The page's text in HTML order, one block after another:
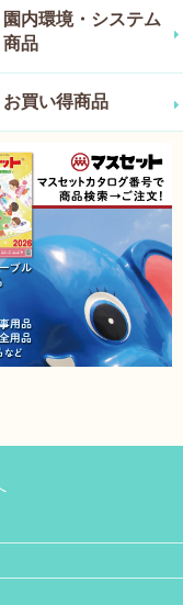
園内環境・システム
商品
お買い得商品